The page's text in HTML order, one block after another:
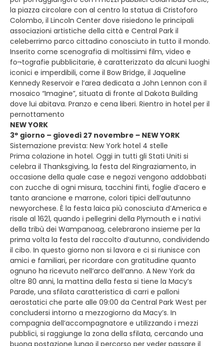
la piazza circolare con al centro la statua di Cristoforo
Colombo, il Lincoln Center dove risiedono le principali
associazioni artistiche della città e Central Park il
celeberrimo parco cittadino conosciuto in tutto il mondo.
Inserito come scenografia di moltissimi film, video e
fo¬tografie pubblicitarie, è caratterizzato da alcuni luoghi
iconici e imperdibili, come il Bow Bridge, il Jaqueline
Kennedy Reservoir e l’area dedicata a John Lennon con il
mosaico “Imagine”, situata di fronte al Dakota Building
dove lui abitava. Pranzo e cena liberi. Rientro in hotel per il
pernottamento
NEW YORK
3° giorno – giovedì 27 novembre – NEW YORK
Sistemazione prevista: New York hotel 4 stelle
Prima colazione in hotel. Oggi in tutti gli Stati Uniti si
celebra il Thanksgiving, la festa del Ringraziamento, in
occasione della quale case e negozi vengono addobbati
con zucche di ogni misura, tacchini finti, foglie d’acero e
tanto arancione e marrone, colori tipici dell’autunno
newyorchese. È la festa laica più conosciuta d’America e
risale al 1621, quando i pellegrini della Plymouth e i nativi
della tribù dei Wampanoag, celebrarono insieme per la
prima volta la festa del raccolto d’autunno, condividendo
il cibo. In questo giorno non si lavora e ci si riunisce con
amici e familiari, per ricordare con gratitudine quanto
ognuno ha ricevuto nell’arco dell’anno. A New York da
oltre 80 anni, la mattina della festa si tiene la Macy’s
Parade, una sfilata caratteristica di carri e palloni
aerostatici che parte alle 09:00 da Central Park West per
concludersi intorno a mezzogiorno da Macy’s. In
compagnia dell’accompagnatore e utilizzando i mezzi
pubblici, si raggiunge la zona della sfilata, cercando una
buona postazione lungo il percorso per veder passare il